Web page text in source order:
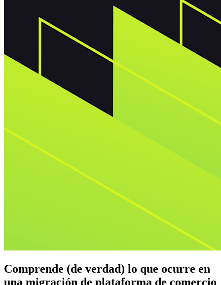
Comprende (de verdad) lo que ocurre en
una migración de plataforma de comercio